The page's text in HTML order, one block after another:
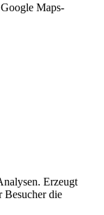
Maps-
Erzeugt
Besucher die